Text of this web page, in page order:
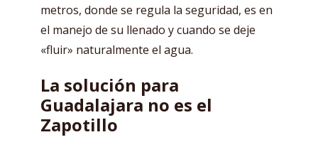
metros, donde se regula la seguridad, es en
el manejo de su llenado y cuando se deje
«fluir» naturalmente el agua.
La solución para
Guadalajara no es el
Zapotillo